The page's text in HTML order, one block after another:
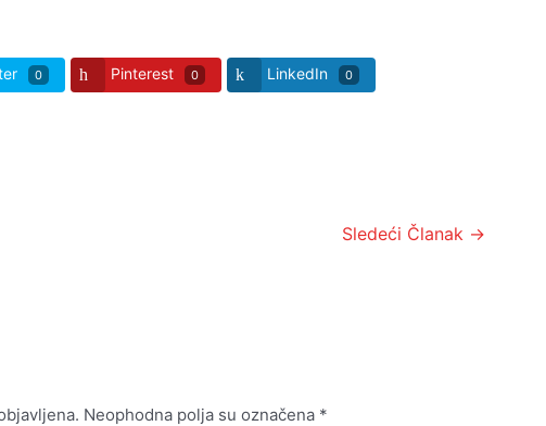
0 Pinterest 0 LinkedIn 0
Sledeći Članak →
Neophodna polja su označena *